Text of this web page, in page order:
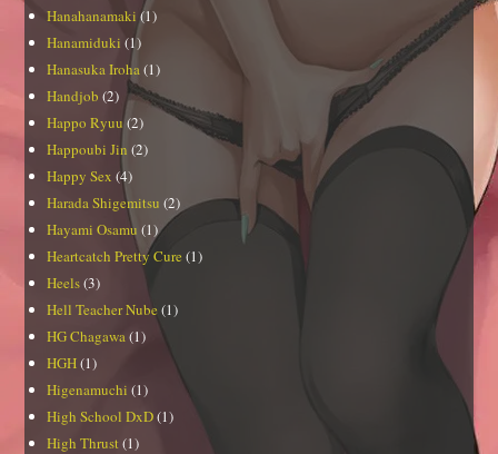
Hanahanamaki (1)
Hanamiduki (1)
Hanasuka Iroha (1)
Handjob (2)
Happo Ryuu(2)
Happoubi Jin (2)
Happy Sex (4)
Harada Shigemitsu (2)
Hayami Osamu (1)
Heartcatch Pretty Cure (1)
Heels(3)
Hell Teacher Nube (1)
HG Chagawa (1)
HGH(1)
Higenamuchi (1)
High School DxD(1)
High Thrust (1)